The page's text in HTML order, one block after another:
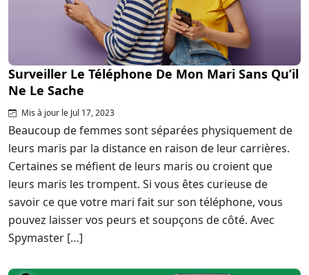
Surveiller Le Téléphone De Mon Mari Sans Qu’il
Ne Le Sache
Mis à jour le Jul 17, 2023
Beaucoup de femmes sont séparées physiquement de
leurs maris par la distance en raison de leur carrières.
Certaines se méfient de leurs maris ou croient que
leurs maris les trompent. Si vous êtes curieuse de
savoir ce que votre mari fait sur son téléphone, vous
pouvez laisser vos peurs et soupçons de côté. Avec
Spymaster […]